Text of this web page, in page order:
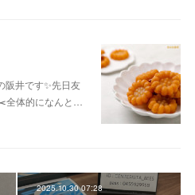
阪井です✨先日友
体的になんと…
2025.10.30 07:28